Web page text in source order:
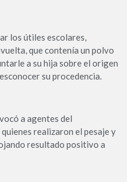
los útiles escolares,
que contenía un polvo
a su hija sobre el origen
su procedencia.
a agentes del
realizaron el pesaje y
resultado positivo a